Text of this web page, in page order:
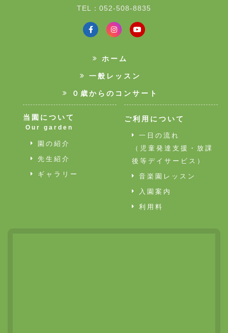
TEL：052-508-8835
ホーム
一般レッスン
０歳からのコンサート
当園について
Our garden
園の紹介
先生紹介
ギャラリー
ご利用について
一日の流れ
（児童発達支援・放課
後等デイサービス）
音楽園レッスン
入園案内
利用料